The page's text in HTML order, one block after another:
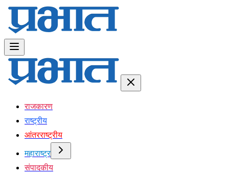
राजकारण
राष्ट्रीय
आंतरराष्ट्रीय
महाराष्ट्र
संपादकीय